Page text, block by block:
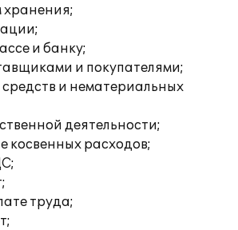
хранения;
и банку;
и покупателями;
средств и нематериальных
деятельности;
косвенных расходов;
труда;